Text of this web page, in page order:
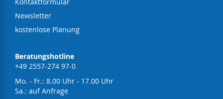
Newsletter
kostenlose Planung
Beratungshotline
+49 2557-274 97-0
Mo. - Fr.: 8.00 Uhr - 17.00 Uhr
Sa.: auf Anfrage